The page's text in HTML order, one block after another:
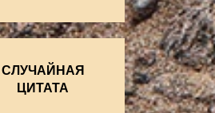
СЛУЧАЙНАЯ
ЦИТАТА